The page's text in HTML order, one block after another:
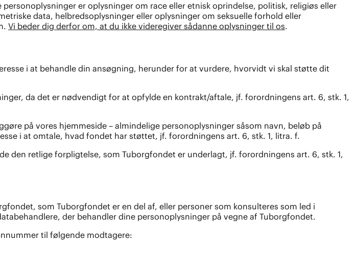
er oplysninger om race eller etnisk oprindelse, politisk, religiøs eller
data, helbredsoplysninger eller oplysninger om seksuelle forhold eller
Vi beder dig derfor om, at du ikke videregiver sådanne oplysninger til os.
i at behandle din ansøgning, herunder for at vurdere, hvorvidt vi skal støtte dit
da det er nødvendigt for at opfylde en kontrakt/aftale, jf. forordningens art. 6, stk. 1,
på vores hjemmeside – almindelige personoplysninger såsom navn, beløb på
i at omtale, hvad fondet har støttet, jf. forordningens art. 6, stk. 1, litra. f.
den retlige forpligtelse, som Tuborgfondet er underlagt, jf. forordningens art. 6, stk. 1,
som Tuborgfondet er en del af, eller personer som konsulteres som led i
der behandler dine personoplysninger på vegne af Tuborgfondet.
til følgende modtagere: